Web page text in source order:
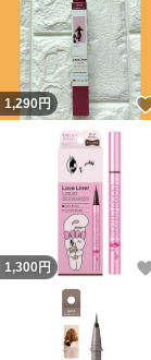
1,290円
1,300 円